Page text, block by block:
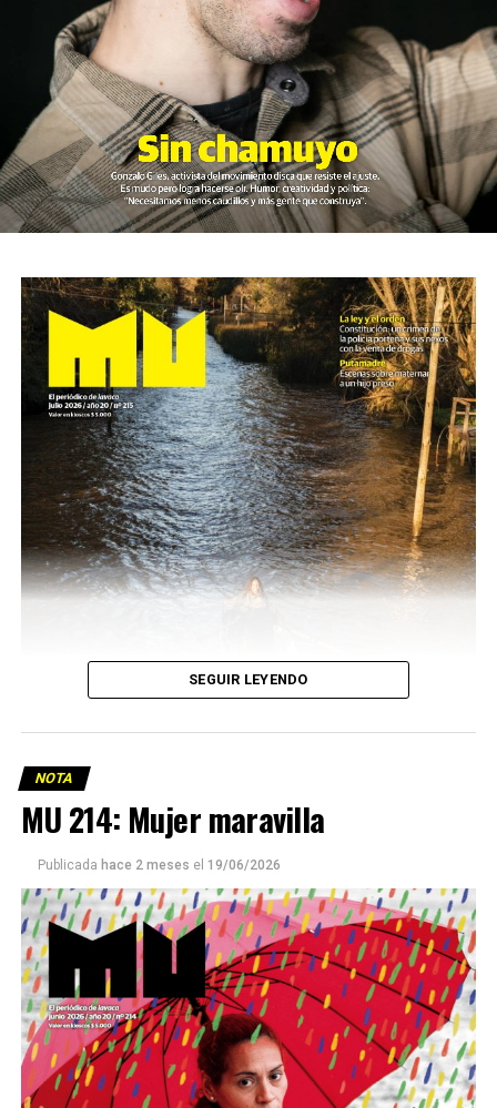
Este número 215 de MU ☝️viene con doble tapa, que
podría ser una frase:
Sin chamuyo, a remarla.
SEGUIR LEYENDO
NOTA
MU 214: Mujer maravilla
Publicada hace 2 meses el 19/06/2026